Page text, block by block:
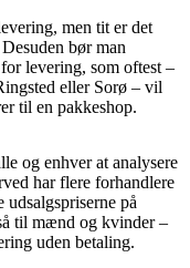
men tit er det
bør man
levering, som oftest –
eller Sorø – vil
til en pakkeshop.
og enhver at analysere
har flere forhandlere
på
til mænd og kvinder –
uden betaling.